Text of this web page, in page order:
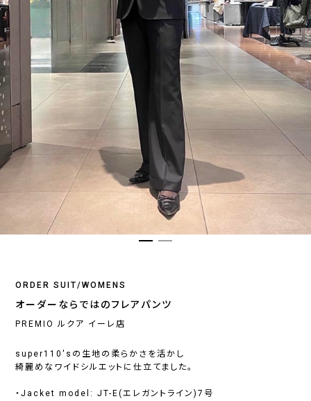
ORDER SUIT/WOMENS
オーダーならではのフレアパンツ
PREMIO ルクア イーレ店
super110'sの生地の柔らかさを活かし
綺麗めなワイドシルエットに仕立てました。
・Jacket model: JT-E(エレガントライン)7号